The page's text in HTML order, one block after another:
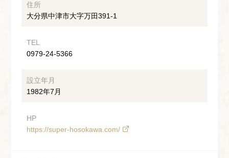
住所
大分県中津市大字万田391-1
TEL
0979-24-5366
設立年月
1982年7月
HP
https://super-hosokawa.com/